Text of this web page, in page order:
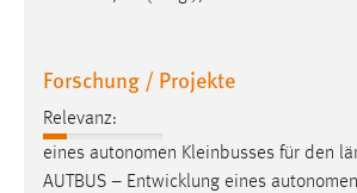
Forschung / Projekte
Relevanz:
eines autonomen Kleinbusses für den
AUTBUS – Entwicklung eines